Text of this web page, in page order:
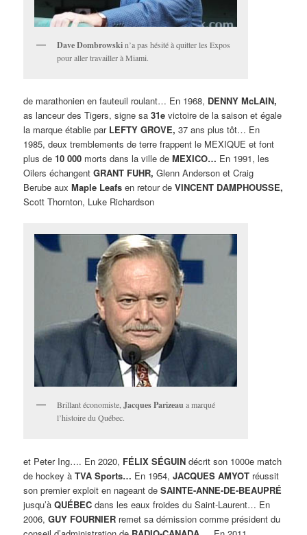
Dave Dombrowskin’a pas hésité à quitter les Expos
pour aller travailler à Miami.
de marathonien en fauteuil roulant… En 1968, DENNY McLAIN,
as lanceur des Tigers, signe sa31e victoire de la saison et égale
la marque établie par LEFTY GROVE, 37 ans plus tôt… En
1985, deux tremblements de terre frappent le MEXIQUE et font
plus de10 000 morts dans la ville deMEXICO… En 1991, les
Oilers échangentGRANT FUHR, Glenn Anderson et Craig
Berube aux Maple Leafs en retour de VINCENT DAMPHOUSSE,
Scott Thornton, Luke Richardson
Brillant économiste,Jacques Parizeaua marqué
l’histoire du Québec.
et Peter Ing…. En 2020, FÉLIX SÉGUIN décrit son 1000e match
de hockey àTVA Sports… En 1954,JACQUES AMYOT réussit
son premier exploit en nageant deSAINTE-ANNE-DE-BEAUPRÉ
jusqu’àQUÉBEC dans les eaux froides du Saint-Laurent… En
2006,GUY FOURNIER remet sa démission comme président du